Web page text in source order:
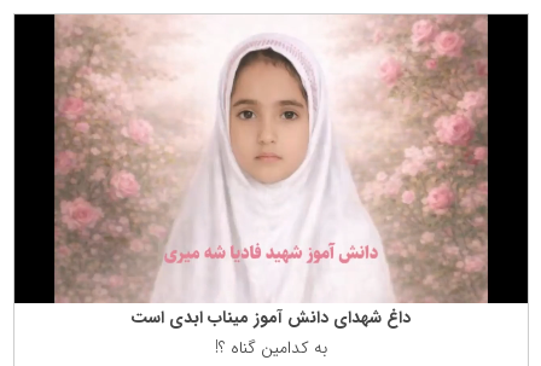
داغ شهدای دانش آموز میناب ابدی است
به كدامین گناه ؟!